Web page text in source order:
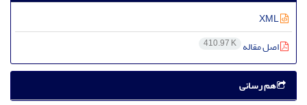
اصل مقاله 410.97 K
هم رسانی